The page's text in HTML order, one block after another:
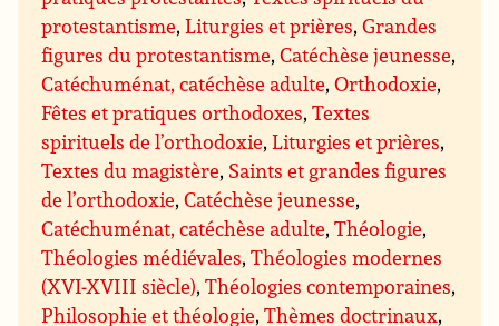
protestantisme,Liturgies et prières,Grandes
figures du protestantisme,Catéchèse jeunesse,
Catéchuménat, catéchèse adulte,Orthodoxie,
Fêtes et pratiques orthodoxes,Textes
spirituels de l’orthodoxie,Liturgies et prières,
Textes du magistère, Saints et grandes figures
de l’orthodoxie,Catéchèse jeunesse,
Catéchuménat, catéchèse adulte,Théologie,
Théologies médiévales,Théologies modernes
(XVI-XVIII siècle),Théologies contemporaines,
Philosophie et théologie,Thèmes doctrinaux,